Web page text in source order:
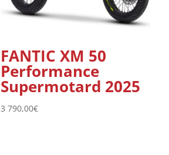
FANTIC XM 50
Performance
Supermotard 2025
3 790,00€